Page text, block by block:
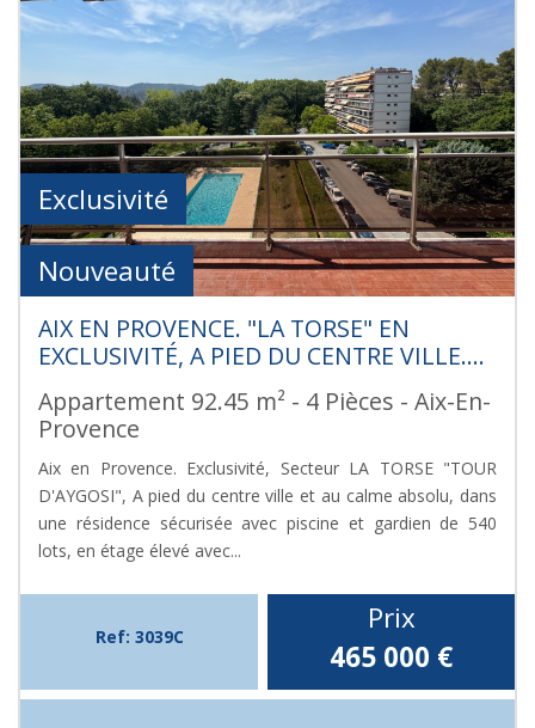
Exclusivité
Nouveauté
AIX EN PROVENCE. "LA TORSE" EN
EXCLUSIVITÉ, A PIED DU CENTRE VILLE....
Appartement 92.45 m² - 4 Pièces - Aix-En-
Provence
Aix en Provence. Exclusivité, Secteur LA TORSE "TOUR
D'AYGOSI", A pied du centre ville et au calme absolu, dans
une résidence sécurisée avec piscine et gardien de 540
lots, en étage élevé avec...
Ref: 3039C
Prix
465 000 €